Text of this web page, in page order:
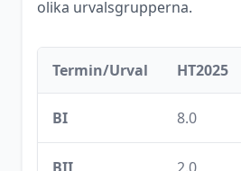
olika urvalsgrupperna.
Termin/Urval HT2025
BI 8.0